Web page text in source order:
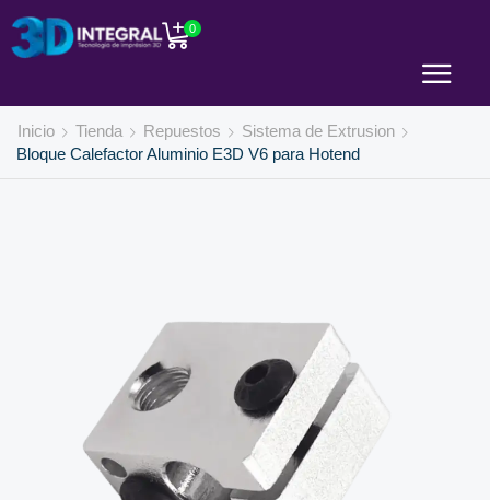
0
Inicio Tienda Repuestos
Sistema de Extrusion
Bloque Calefactor Aluminio E3D V6 para Hotend